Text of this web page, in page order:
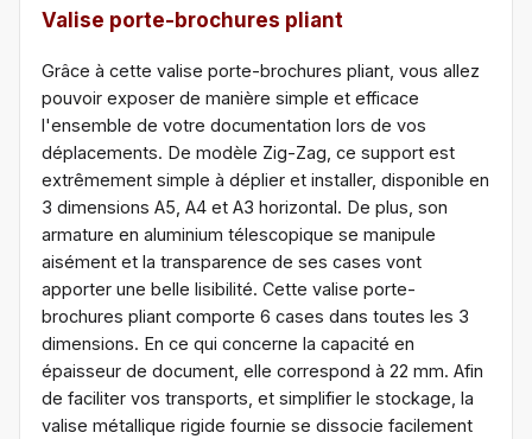
Valise porte-brochures pliant
Grâce à cette valise porte-brochures pliant, vous allez
pouvoir exposer de manière simple et efficace
l'ensemble de votre documentation lors de vos
déplacements. De modèle Zig-Zag, ce support est
extrêmement simple à déplier et installer, disponible en
3 dimensions A5, A4 et A3 horizontal. De plus, son
armature en aluminium télescopique se manipule
aisément et la transparence de ses cases vont
apporter une belle lisibilité. Cette valise porte-
brochures pliant comporte 6 cases dans toutes les 3
dimensions. En ce qui concerne la capacité en
épaisseur de document, elle correspond à 22 mm. Afin
de faciliter vos transports, et simplifier le stockage, la
valise métallique rigide fournie se dissocie facilement